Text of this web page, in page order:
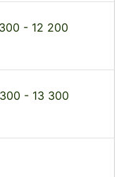
- 12 200
- 13 300